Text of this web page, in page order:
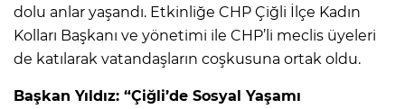
dolu anlar yaşandı. Etkinliğe CHP Çiğli İlçe Kadın
Kolları Başkanı ve yönetimi ile CHP’li meclis üyeleri
de katılarak vatandaşların coşkusuna ortak oldu.
Başkan Yıldız: “Çiğli’de Sosyal Yaşamı